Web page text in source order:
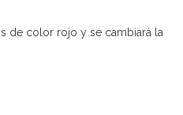
de color rojo y se cambiará la